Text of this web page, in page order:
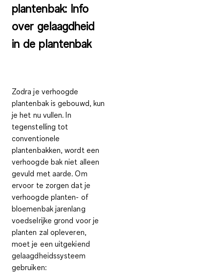
plantenbak: Info
over gelaagdheid
in de plantenbak
Zodra je verhoogde
plantenbak is gebouwd, kun
je het nu vullen. In
tegenstelling tot
conventionele
plantenbakken, wordt een
verhoogde bak niet alleen
gevuld met aarde. Om
ervoor te zorgen dat je
verhoogde planten- of
bloemenbak jarenlang
voedselrijke grond voor je
planten zal opleveren,
moet je een uitgekiend
gelaagdheidssysteem
gebruiken: